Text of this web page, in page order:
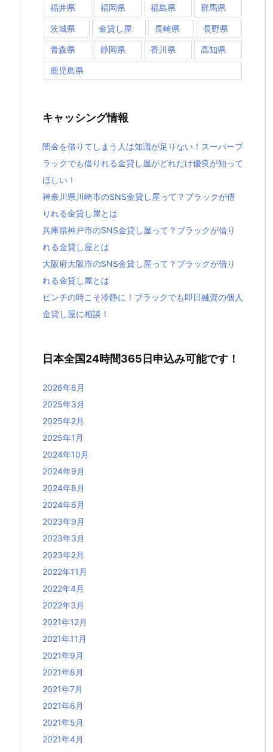
福井県 福岡県 福島県 群馬県
茨城県 金貸し屋 長崎県 長野県
青森県 静岡県 香川県 高知県
鹿児島県
キャッシング情報
闇金を借りてしまう人は知識が足りない！スーパーブ
ラックでも借りれる金貸し屋がどれだけ優良が知って
ほしい！
神奈川県川崎市のSNS金貸し屋って？ブラックが借
りれる金貸し屋とは
兵庫県神戸市のSNS金貸し屋って？ブラックが借り
れる金貸し屋とは
大阪府大阪市のSNS金貸し屋って？ブラックが借り
れる金貸し屋とは
ピンチの時こそ冷静に！ブラックでも即日融資の個人
金貸し屋に相談！
日本全国24時間365日申込み可能です！
2026年6月
2025年3月
2025年2月
2025年1月
2024年10月
2024年9月
2024年8月
2024年6月
2023年9月
2023年3月
2023年2月
2022年11月
2022年4月
2022年3月
2021年12月
2021年11月
2021年9月
2021年8月
2021年7月
2021年6月
2021年5月
2021年4月